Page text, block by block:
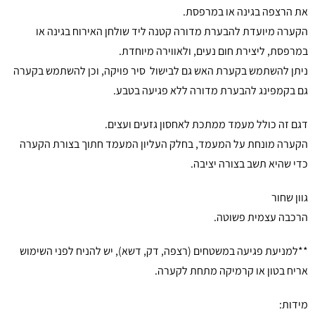
את הרצפה בגינה או במרפסת.
הקערה מיועדת להבערת מדורה קטנה ליד שולחן האירוח בגינה או
במרפסת, ליצירת חום נעים, ולאווירה מיוחדת.
ניתן להשתמש בקערת האש גם לבישול סיר פויקה, וכן להשתמש בקערה
גם בקמפינג להבערת מדורה ללא פגיעה בטבע.
דגם זה כולל מעמד ממתכת לאחסון גזעים ועצים.
הקערה מונחת על המעמד, בחלק העליון המעמד חתוך בצורת הקערה
כדי שהיא תשב בצורה יציבה.
גוון שחור
הרכבה עצמית פשוטה.
**למניעת פגיעה במשטחים (רצפה, דק, דשא), יש להניח לפני השימוש
אריח בטון או קרמיקה מתחת לקערה.
מידות: